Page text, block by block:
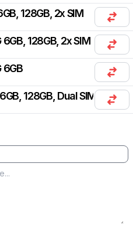
128GB, 2x SIM
128GB, 2x SIM
6GB
128GB, Dual SIM